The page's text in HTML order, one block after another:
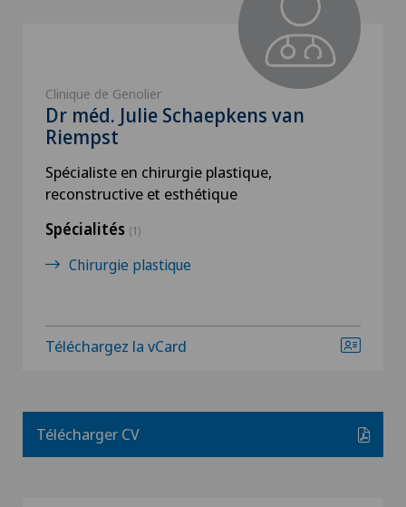
Clinique de Genolier
Dr méd. Julie Schaepkens van
Riempst
Spécialiste en chirurgie plastique,
reconstructive et esthétique
Spécialités (1)
Chirurgie plastique
Téléchargez la vCard
Télécharger CV